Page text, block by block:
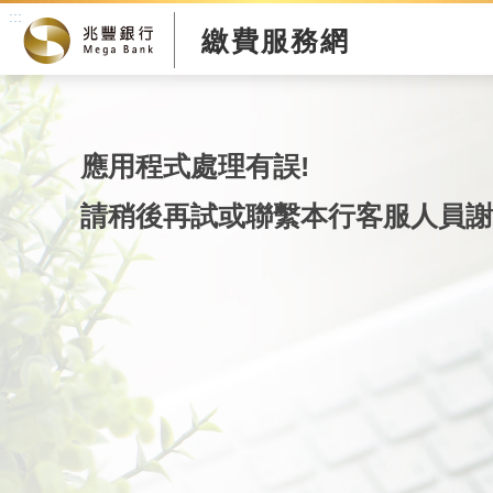
:::
繳費服務網
應用程式處理有誤!
請稍後再試或聯繫本行客服人員